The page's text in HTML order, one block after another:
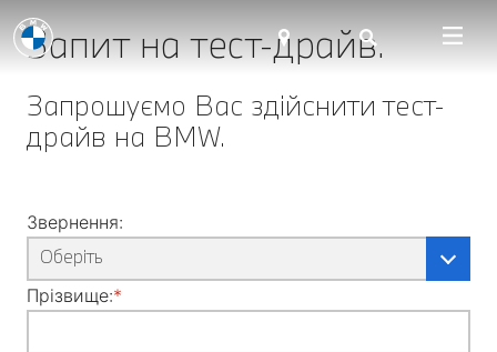
Запит натест-драйв.
Запрошуємо Вас здійснити тест-
драйв на BMW.
Звернення:
Оберіть
Прізвище: